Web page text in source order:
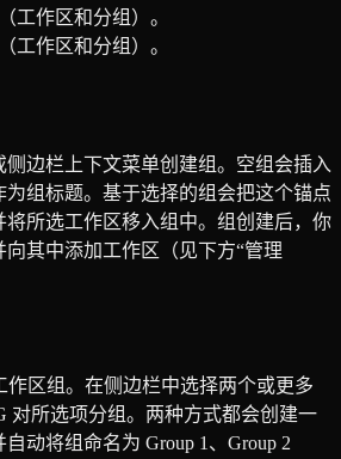
工作区和分组）。
工作区和分组）。
边栏上下文菜单创建组。空组会插入
组标题。基于选择的组会把这个锚点
所选工作区移入组中。组创建后，你
其中添加工作区（见下方“管理
区组。在侧边栏中选择两个或更多
所选项分组。两种方式都会创建一
动将组命名为 Group 1、Group 2